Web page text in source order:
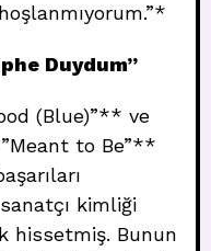
Duydum”
(Blue)”** ve
to Be”**
kimliği
hissetmiş. Bunun